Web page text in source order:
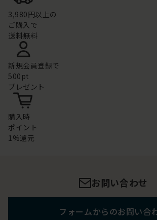
3,980円以上の
ご購入で
送料無料
新規会員登録で
500pt
プレゼント
購入時
ポイント
1%還元
お問い合わせ
フォームからのお問い合